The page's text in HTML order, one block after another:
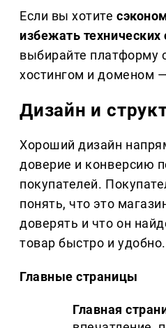
Если вы хотите
избежать технических
выбирайте платформу
хостингом и доменом
Дизайн и
Хороший дизайн
доверие и конверсию
покупателей.
понять, что это
доверять и что он
товар быстро и удобно.
Главные страницы
Главная